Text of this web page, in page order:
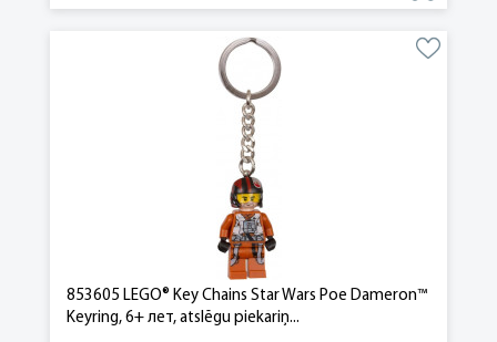
853605 LEGO® Key Chains Star Wars Poe Dameron™
Keyring, 6+ лет, atslēgu piekariņ...